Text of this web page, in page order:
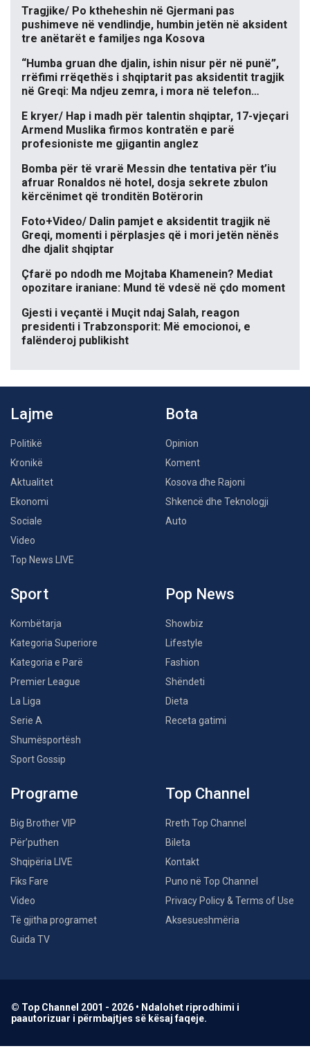
Tragjike/ Po ktheheshin në Gjermani pas
pushimeve në vendlindje, humbin jetën në aksident
tre anëtarët e familjes nga Kosova
“Humba gruan dhe djalin, ishin nisur për në punë”,
rrëfimi rrëqethës i shqiptarit pas aksidentit tragjik
në Greqi: Ma ndjeu zemra, i mora në telefon…
E kryer/ Hap i madh për talentin shqiptar, 17-vjeçari
Armend Muslika firmos kontratën e parë
profesioniste me gjigantin anglez
Bomba për të vrarë Messin dhe tentativa për t’iu
afruar Ronaldos në hotel, dosja sekrete zbulon
kërcënimet që tronditën Botërorin
Foto+Video/ Dalin pamjet e aksidentit tragjik në
Greqi, momenti i përplasjes që i mori jetën nënës
dhe djalit shqiptar
Çfarë po ndodh me Mojtaba Khamenein? Mediat
opozitare iraniane: Mund të vdesë në çdo moment
Gjesti i veçantë i Muçit ndaj Salah, reagon
presidenti i Trabzonsporit: Më emocionoi, e
falënderoj publikisht
Lajme
Politikë
Kronikë
Aktualitet
Ekonomi
Sociale
Video
Top News LIVE
Bota
Opinion
Koment
Kosova dhe Rajoni
Shkencë dhe Teknologji
Auto
Sport
Kombëtarja
Kategoria Superiore
Kategoria e Parë
Premier League
La Liga
Serie A
Shumësportësh
Sport Gossip
Pop News
Showbiz
Lifestyle
Fashion
Shëndeti
Dieta
Receta gatimi
Programe
Big Brother VIP
Për’puthen
Shqipëria LIVE
Fiks Fare
Video
Të gjitha programet
Guida TV
Top Channel
Rreth Top Channel
Bileta
Kontakt
Puno në Top Channel
Privacy Policy & Terms of Use
Aksesueshmëria
© Top Channel 2001 - 2026 • Ndalohet riprodhimi i
paautorizuar i përmbajtjes së kësaj faqeje.